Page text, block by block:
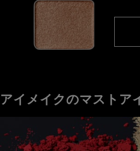
アイメイクのマストア